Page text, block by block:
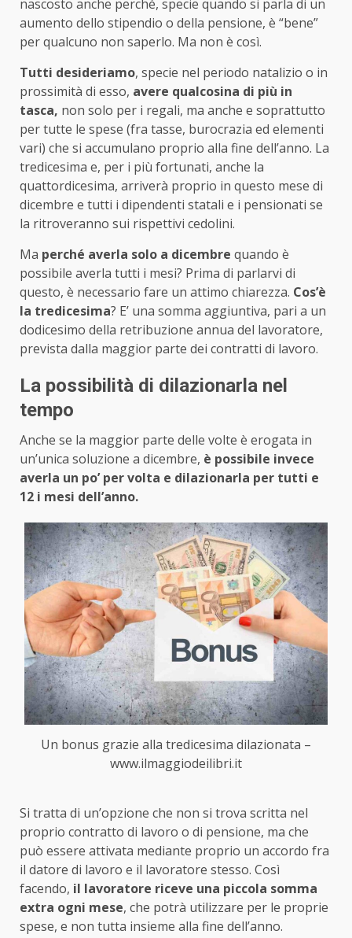
nascosto anche perché, specie quando si parla di un
aumento dello stipendio o della pensione, è “bene”
per qualcuno non saperlo. Ma non è così.
Tutti desideriamo, specie nel periodo natalizio o in
prossimità di esso, avere qualcosina di più in
tasca, non solo per i regali, ma anche e soprattutto
per tutte le spese (fra tasse, burocrazia ed elementi
vari) che si accumulano proprio alla fine dell’anno. La
tredicesima e, per i più fortunati, anche la
quattordicesima, arriverà proprio in questo mese di
dicembre e tutti i dipendenti statali e i pensionati se
la ritroveranno sui rispettivi cedolini.
Ma perché averla solo a dicembre quando è
possibile averla tutti i mesi? Prima di parlarvi di
questo, è necessario fare un attimo chiarezza. Cos’è
la tredicesima? E’ una somma aggiuntiva, pari a un
dodicesimo della retribuzione annua del lavoratore,
prevista dalla maggior parte dei contratti di lavoro.
La possibilità di dilazionarla nel
tempo
Anche se la maggior parte delle volte è erogata in
un’unica soluzione a dicembre, è possibile invece
averla un po’ per volta e dilazionarla per tutti e
12 i mesi dell’anno.
Un bonus grazie alla tredicesima dilazionata –
www.ilmaggiodeilibri.it
Si tratta di un’opzione che non si trova scritta nel
proprio contratto di lavoro o di pensione, ma che
può essere attivata mediante proprio un accordo fra
il datore di lavoro e il lavoratore stesso. Così
facendo, il lavoratore riceve una piccola somma
extra ogni mese, che potrà utilizzare per le proprie
spese, e non tutta insieme alla fine dell’anno.